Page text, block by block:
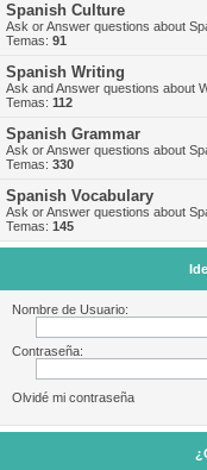
Spanish Culture
Ask or Answer questions about
Temas: 91
Spanish Writing
Ask and Answer questions about
Temas: 112
Spanish Grammar
Ask or Answer questions about
Temas: 330
Spanish Vocabulary
Ask or Answer questions about
Temas: 145
Nombre de Usuario:
Contraseña:
Olvidé mi contraseña